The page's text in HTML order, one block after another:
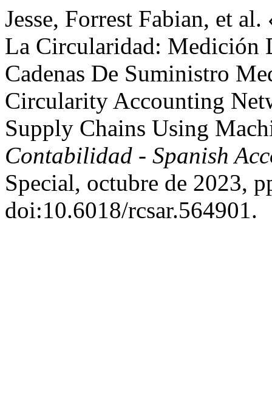
Jesse, Forrest Fabian, et
La Circularidad: Medición
Cadenas De Suministro
Circularity Accounting
Supply Chains Using
Contabilidad - Spanish
Special, octubre de 2023,
doi:10.6018/rcsar.564901.